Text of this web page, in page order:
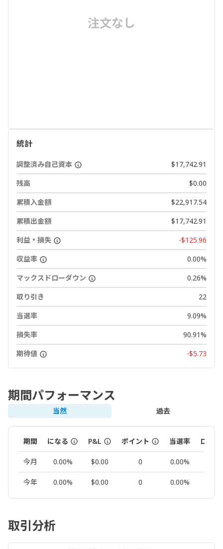
注文なし
統計
調整済み自己資本
$17,742.91
残高
$0.00
累積入金額
$22,917.54
累積出金額
$17,742.91
利益・損失
-$125.96
収益率
0.00%
マックスドローダウン
0.26%
取り引き
22
当選率
9.09%
損失率
90.91%
期待値
-$5.73
期間パフォーマンス
当然 過去
期間 になる P&L ポイント 当選率 ロット
今月 0.00% $0.00 0 0.00%
今年 0.00% $0.00 0 0.00%
取引分析